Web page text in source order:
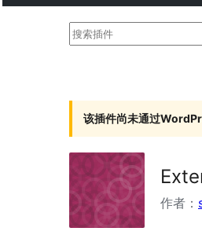
搜
件
该插件尚未通过
作者：